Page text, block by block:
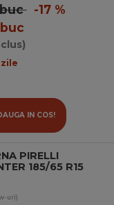
buc-17 %
IN COS!
PIRELLI
185/65 R15
uri)